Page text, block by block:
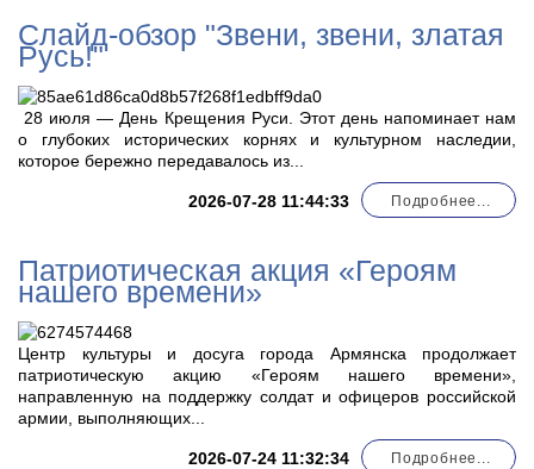
Слайд-обзор "Звени, звени, златая
Русь!"
2026-07-28 11:44:33
28 июля — День Крещения Руси. Этот день напоминает нам
о глубоких исторических корнях и культурном наследии,
которое бережно передавалось из...
Подробнее...
Патриотическая акция «Героям
нашего времени»
2026-07-24 11:32:34
Центр культуры и досуга города Армянска продолжает
патриотическую акцию «Героям нашего времени»,
направленную на поддержку солдат и офицеров российской
армии, выполняющих...
Подробнее...